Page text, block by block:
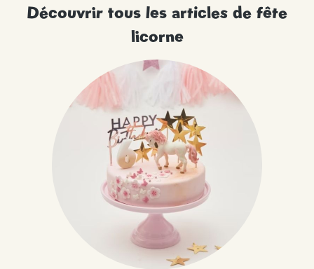
Découvrir tous les articles de fête
licorne